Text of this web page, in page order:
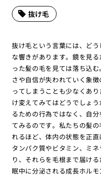
抜け毛
抜け毛という言葉には、ど
な響きがあります。鏡を見
った髪の毛を見ては落ち込
さや自信が失われていく象
ってしまうことも少なくあ
け変えてみてはどうでしょ
るための行為ではなく、自
てみるのです。私たちの髪
れるほど、体内の状態を正
タンパク質やビタミン、ミ
り、それらを毛根まで届け
眠中に分泌される成長ホル